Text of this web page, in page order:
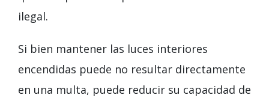
ilegal.
Si bien mantener las luces interiores
encendidas puede no resultar directamente
en una multa, puede reducir su capacidad de